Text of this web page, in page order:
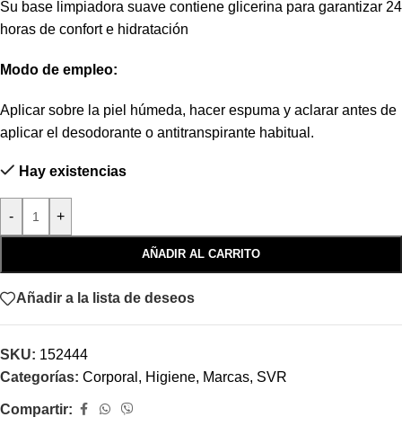
Su base limpiadora suave contiene glicerina para garantizar 24
horas de confort e hidratación
Modo de empleo:
Aplicar sobre la piel húmeda, hacer espuma y aclarar antes de
aplicar el desodorante o antitranspirante habitual.
Hay existencias
- +
AÑADIR AL CARRITO
Añadir a la lista de deseos
SKU: 152444
Categorías: Corporal , Higiene, Marcas, SVR
Compartir: